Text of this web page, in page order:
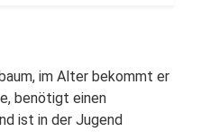
im Alter bekommt er
benötigt einen
ist in der Jugend